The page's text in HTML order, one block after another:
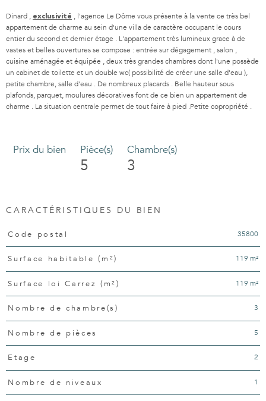
Dinard , exclusivité , l'agence Le Dôme vous présente à la vente ce très bel
appartement de charme au sein d'une villa de caractère occupant le cours
entier du second et dernier étage . L'appartement très lumineux grace à de
vastes et belles ouvertures se compose : entrée sur dégagement , salon ,
cuisine aménagée et équipée , deux très grandes chambres dont l'une possède
un cabinet de toilette et un double wc( possibilité de créer une salle d'eau ),
petite chambre, salle d'eau . De nombreux placards . Belle hauteur sous
plafonds, parquet, moulures décoratives font de ce bien un appartement de
charme . La situation centrale permet de tout faire à pied .Petite copropriété .
Prix du bien Pièce(s)
5
Chambre(s)
3
CARACTÉRISTIQUES DU BIEN
Caractéristiques Valeurs
Code postal 35800
Surface habitable (m²) 119 m²
Surface loi Carrez (m²) 119 m²
Nombre de chambre(s) 3
Nombre de pièces 5
Etage 2
Nombre de niveaux 1